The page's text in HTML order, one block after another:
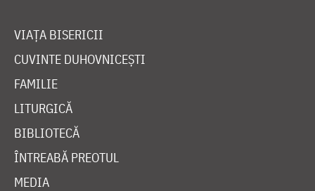
VIAȚA BISERICII
CUVINTE DUHOVNICEȘTI
FAMILIE
LITURGICĂ
BIBLIOTECĂ
ÎNTREABĂ PREOTUL
MEDIA